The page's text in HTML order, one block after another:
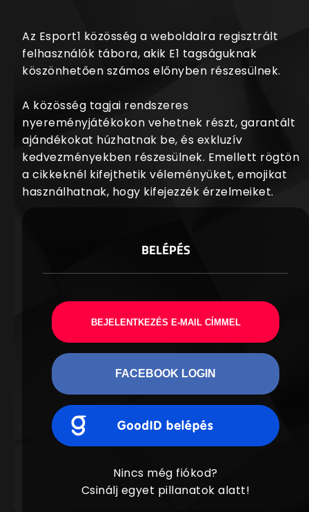
Az Esport1 közösség a weboldalra regisztrált
felhasználók tábora, akik E1 tagságuknak
köszönhetően számos előnyben részesülnek.
A közösség tagjai rendszeres
nyereményjátékokon vehetnek részt, garantált
ajándékokat húzhatnak be, és exkluzív
kedvezményekben részesülnek. Emellett rögtön
a cikkeknél kifejthetik véleményüket, emojikat
használhatnak, hogy kifejezzék érzelmeiket.
BELÉPÉS
BEJELENTKEZÉS E-MAIL CÍMMEL
FACEBOOK LOGIN
Nincs még fiókod?
Csinálj egyet pillanatok alatt!